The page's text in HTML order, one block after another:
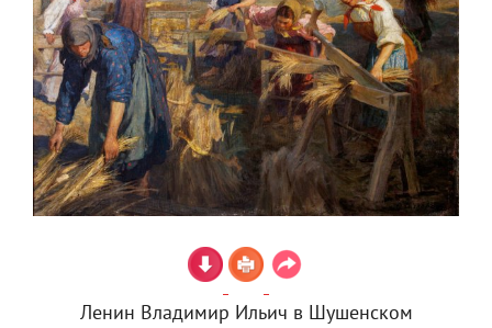
Ленин Владимир Ильич в Шушенском